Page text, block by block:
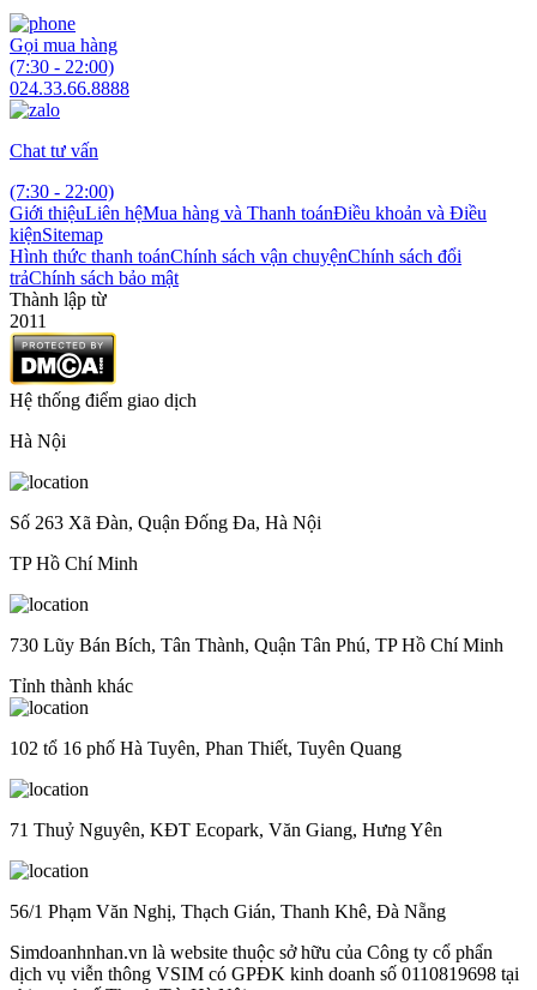
Gọi mua hàng
(7:30 - 22:00)
024.33.66.8888
Chat tư vấn
(7:30 - 22:00)
Giới thiệuLiên hệMua hàng và Thanh toánĐiều khoản và Điều
kiệnSitemap
Hình thức thanh toánChính sách vận chuyệnChính sách đổi
trảChính sách bảo mật
Thành lập từ
2011
Hệ thống điểm giao dịch
Hà Nội
Số 263 Xã Đàn, Quận Đống Đa, Hà Nội
TP Hồ Chí Minh
730 Lũy Bán Bích, Tân Thành, Quận Tân Phú, TP Hồ Chí Minh
Tỉnh thành khác
102 tổ 16 phố Hà Tuyên, Phan Thiết, Tuyên Quang
71 Thuỷ Nguyên, KĐT Ecopark, Văn Giang, Hưng Yên
56/1 Phạm Văn Nghị, Thạch Gián, Thanh Khê, Đà Nẵng
Simdoanhnhan.vn là website thuộc sở hữu của Công ty cổ phẩn
dịch vụ viễn thông VSIM có GPĐK kinh doanh số 0110819698 tại